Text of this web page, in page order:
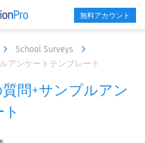
無料アカウント
School Surveys
アンケートテンプレート
問+サンプルアン